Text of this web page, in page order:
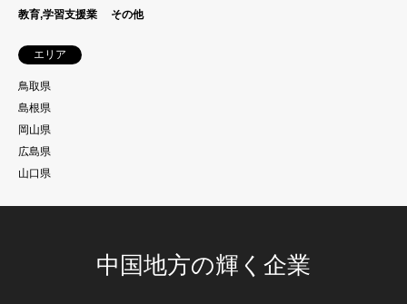
教育,学習支援業
その他
エリア
鳥取県
島根県
岡山県
広島県
山口県
中国地方の輝く企業